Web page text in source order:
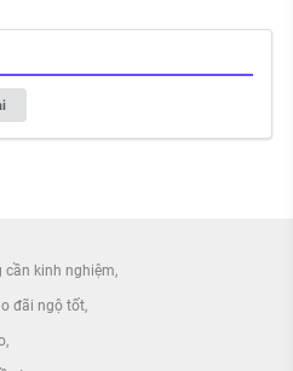
cần kinh nghiệm
đãi ngộ tốt